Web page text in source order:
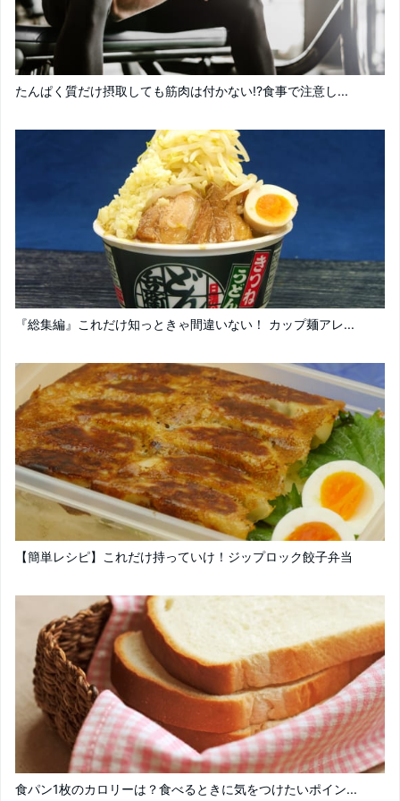
たんぱく質だけ摂取しても筋肉は付かない!?食事で注意し...
『総集編』これだけ知っときゃ間違いない！ カップ麺アレ...
【簡単レシピ】これだけ持っていけ！ジップロック餃子弁当
食パン1枚のカロリーは？食べるときに気をつけたいポイン...